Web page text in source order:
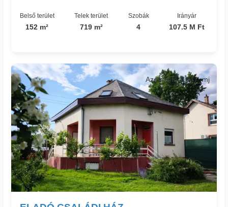
Belső terület
152 m²
Telek terület
719 m²
Szobák
4
Irányár
107.5 M Ft
Azonosító: 1447_mj